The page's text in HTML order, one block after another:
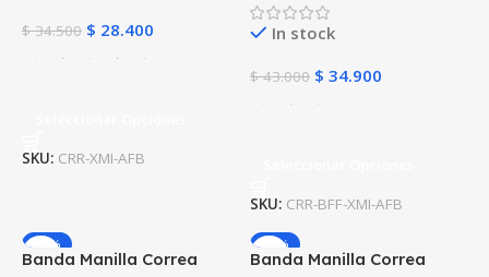
$34.500 $ 28.400
SKU: CRR-XMI-AFB
In stock
$43.000 $ 34.900
SKU: CRR-BFF-XMI-AFB
-15%
Banda Manilla Correa
-15%
Banda Manilla Correa